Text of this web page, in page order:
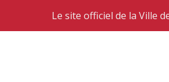
Le site officiel de la Ville